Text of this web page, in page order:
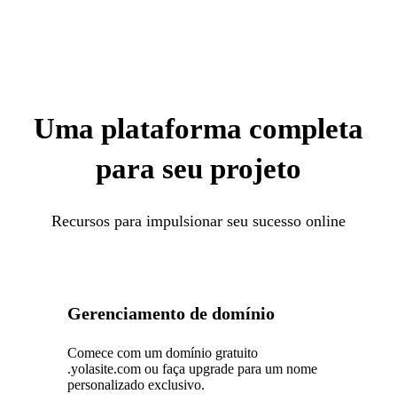
Uma plataforma completa
para seu projeto
Recursos para impulsionar seu sucesso online
Gerenciamento de domínio
Comece com um domínio gratuito
.yolasite.com ou faça upgrade para um nome
personalizado exclusivo.